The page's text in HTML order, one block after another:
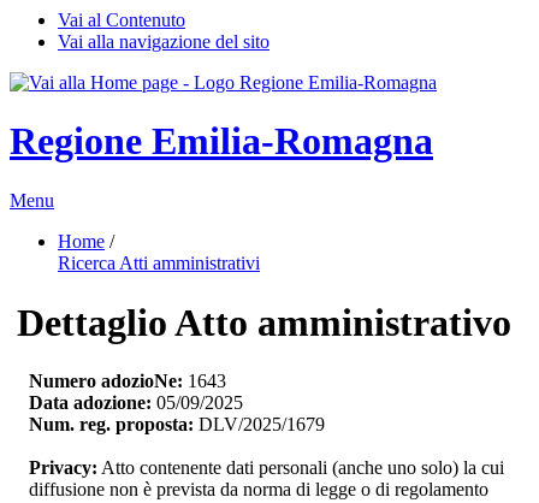
Vai al Contenuto
Vai alla navigazione del sito
Regione Emilia-Romagna
Menu
Home /
Ricerca Atti amministrativi
Dettaglio Atto amministrativo
Numero adozioNe: 1643
Data adozione: 05/09/2025
Num. reg. proposta: DLV/2025/1679
Privacy: Atto contenente dati personali (anche uno solo) la cui
diffusione non è prevista da norma di legge o di regolamento